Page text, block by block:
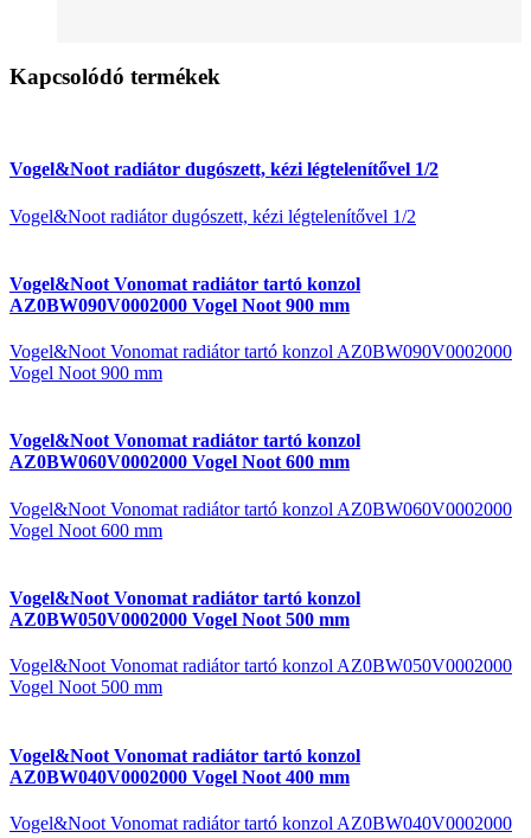
Kapcsolódó termékek
Vogel&Noot radiátor dugószett, kézi légtelenítővel 1/2
Vogel&Noot radiátor dugószett, kézi légtelenítővel 1/2
Vogel&Noot Vonomat radiátor tartó konzol
AZ0BW090V0002000 Vogel Noot 900 mm
Vogel&Noot Vonomat radiátor tartó konzol AZ0BW090V0002000
Vogel Noot 900 mm
Vogel&Noot Vonomat radiátor tartó konzol
AZ0BW060V0002000 Vogel Noot 600 mm
Vogel&Noot Vonomat radiátor tartó konzol AZ0BW060V0002000
Vogel Noot 600 mm
Vogel&Noot Vonomat radiátor tartó konzol
AZ0BW050V0002000 Vogel Noot 500 mm
Vogel&Noot Vonomat radiátor tartó konzol AZ0BW050V0002000
Vogel Noot 500 mm
Vogel&Noot Vonomat radiátor tartó konzol
AZ0BW040V0002000 Vogel Noot 400 mm
Vogel&Noot Vonomat radiátor tartó konzol AZ0BW040V0002000